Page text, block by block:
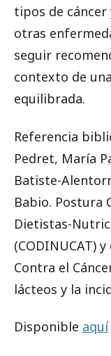
tipos de cáncer
otras
seguir
contexto de
equilibrada.
Referencia
Pedret, María
Batiste-
Babio. Postura
Dietistas-
(CODINUCAT)
Contra el
lácteos y la
Disponible aquí